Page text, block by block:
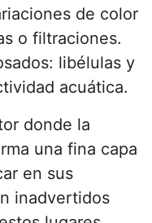
de color
o filtraciones.
libélulas y
acuática.
donde la
una fina capa
en sus
inadvertidos